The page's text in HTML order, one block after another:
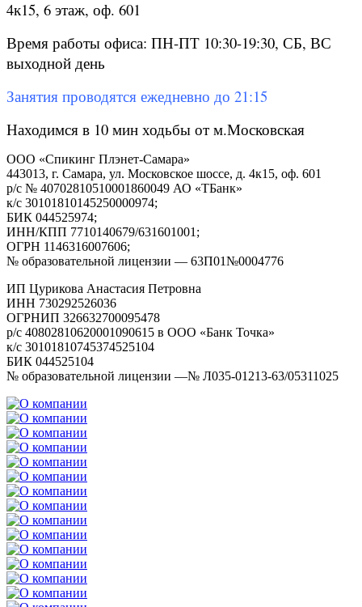
4к15, 6 этаж, оф. 601
Время работы офиса: ПН-ПТ 10:30-19:30, СБ, ВС
выходной день
Занятия проводятся ежедневно до 21:15
Находимся в 10 мин ходьбы от м.Московская
ООО «Спикинг Плэнет-Самара»
443013, г. Самара, ул. Московское шоссе, д. 4к15, оф. 601
р/с № 40702810510001860049 АО «ТБанк»
к/с 30101810145250000974;
БИК 044525974;
ИНН/КПП 7710140679/631601001;
ОГРН 1146316007606;
№ образовательной лицензии — 63П01№0004776
ИП Цурикова Анастасия Петровна
ИНН 730292526036
ОГРНИП 326632700095478
р/с 40802810620001090615 в ООО «Банк Точка»
к/с 30101810745374525104
БИК 044525104
№ образовательной лицензии —№ Л035-01213-63/05311025